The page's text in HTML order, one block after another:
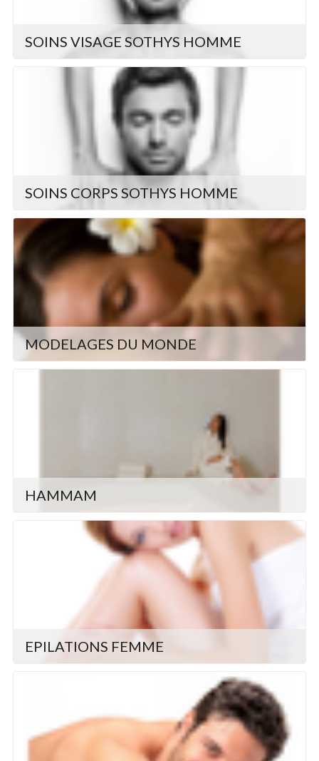
SOINS VISAGE SOTHYS HOMME
SOINS CORPS SOTHYS HOMME
MODELAGES DU MONDE
HAMMAM
EPILATIONS FEMME